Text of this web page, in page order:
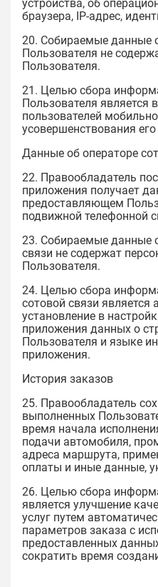
устройства, об
браузера, IP-адрес,
20. Собираемые данные
Пользователя не
Пользователя.
21. Целью сбора
Пользователя является
пользователей
усовершенствования
Данные об операторе
22. Правообладатель
приложения получает
предоставляющем
подвижной телефонной
23. Собираемые данные
связи не содержат
Пользователя.
24. Целью сбора
сотовой связи является
установление в
приложения данных о
Пользователя и языке
приложения.
История заказов
25. Правообладатель
выполненных
время начала
подачи автомобиля,
адреса маршрута,
оплаты и иные данные,
26. Целью сбора
является улучшение
услуг путем
параметров заказа с
предоставленных
сократить время